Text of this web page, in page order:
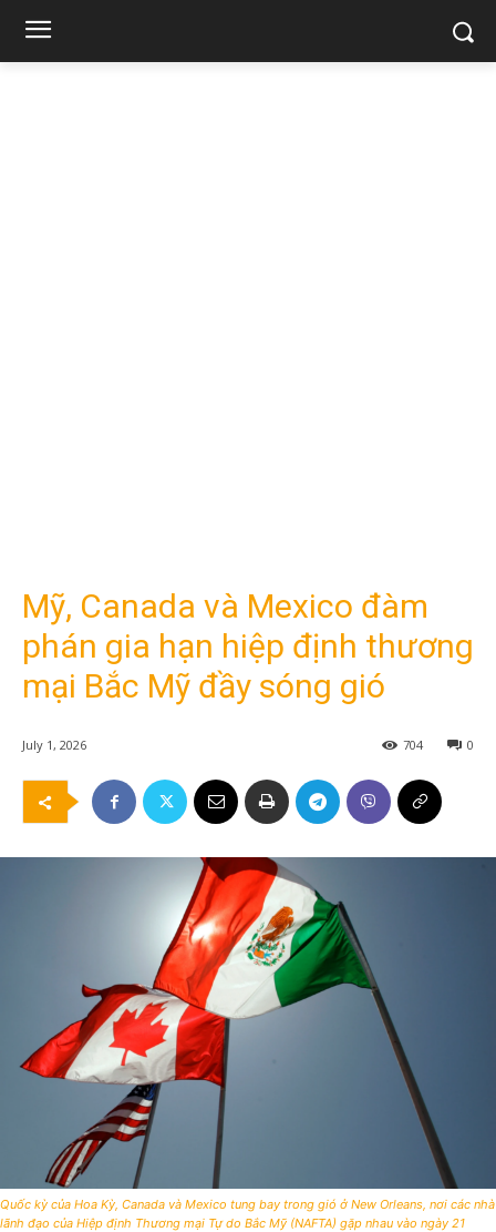
Mỹ, Canada và Mexico đàm
phán gia hạn hiệp định thương
mại Bắc Mỹ đầy sóng gió
July 1, 2026 0
704
Quốc kỳ của Hoa Kỳ, Canada và Mexico tung bay trong gió ở New Orleans, nơi các nhà
lãnh đạo của Hiệp định Thương mại Tự do Bắc Mỹ (NAFTA) gặp nhau vào ngày 21